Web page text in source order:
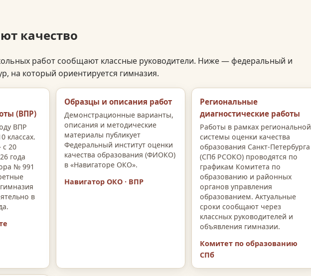
качество
работ сообщают классные руководители. Ниже — федеральный и
на который ориентируется гимназия.
(ВПР)
ВПР
классах.
20
года
№ 991
в
Образцы и описания работ
Демонстрационные варианты,
описания и методические
материалы публикует
Федеральный институт оценки
качества образования (ФИОКО)
в «Навигаторе ОКО».
Навигатор ОКО · ВПР
Региональные
диагностические работы
Работы в рамках региональной
системы оценки качества
образования Санкт-Петербурга
(СПб РСОКО) проводятся по
графикам Комитета по
образованию и районных
органов управления
образованием. Актуальные
сроки сообщают через
классных руководителей и
объявления гимназии.
Комитет по образованию
СПб